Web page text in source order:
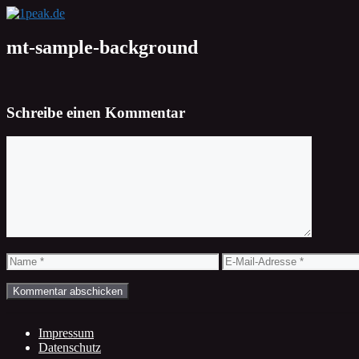
Zum
springen
mt-sample-background
Schreibe einen Kommentar
Name
E-
Mail-
Impressum
Datenschutz